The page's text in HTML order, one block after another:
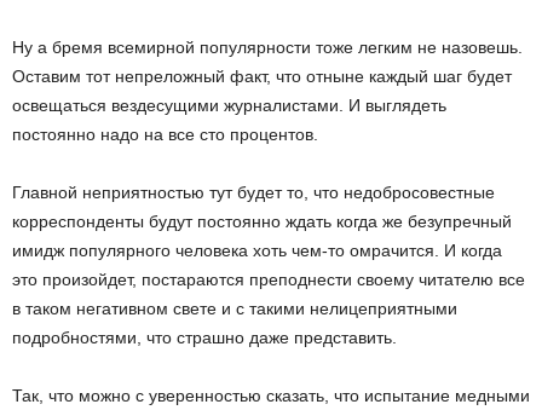
Ну а бремя всемирной популярности тоже легким не назовешь.
Оставим тот непреложный факт, что отныне каждый шаг будет
освещаться вездесущими журналистами. И выглядеть
постоянно надо на все сто процентов.
Главной неприятностью тут будет то, что недобросовестные
корреспонденты будут постоянно ждать когда же безупречный
имидж популярного человека хоть чем-то омрачится. И когда
это произойдет, постараются преподнести своему читателю все
в таком негативном свете и с такими нелицеприятными
подробностями, что страшно даже представить.
Так, что можно с уверенностью сказать, что испытание медными